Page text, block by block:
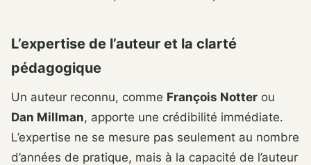
L’expertise de l’auteur et la clarté
pédagogique
Un auteur reconnu, comme François Notter ou
Dan Millman, apporte une crédibilité immédiate.
L’expertise ne se mesure pas seulement au nombre
d’années de pratique, mais à la capacité de l’auteur